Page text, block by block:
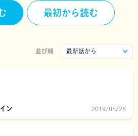
自適に開拓していく、異世界スローライフ!!
最初から読む
並び順
ン 2019/05/28